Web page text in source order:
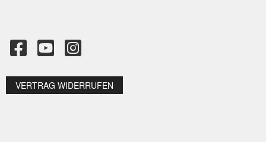
VERTRAG WIDERRUFEN